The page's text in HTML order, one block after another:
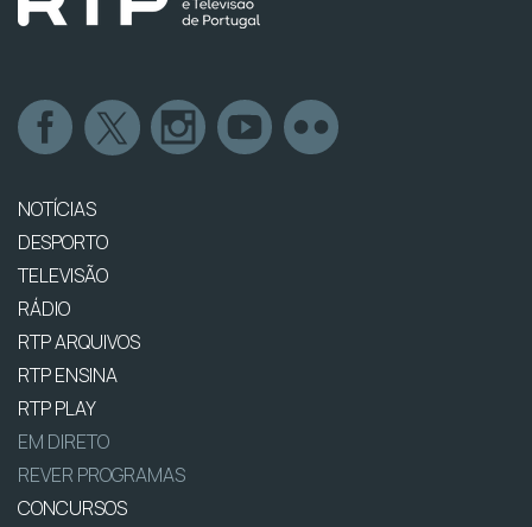
NOTÍCIAS
DESPORTO
TELEVISÃO
RÁDIO
RTP ARQUIVOS
RTP ENSINA
RTP PLAY
EM DIRETO
REVER PROGRAMAS
CONCURSOS